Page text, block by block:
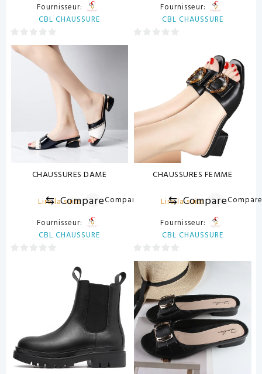
Fournisseur:
CBL CHAUSSURE
0
sur
Fournisseur:
CBL CHAUSSURE
CHAUSSURES DAME
Lire la suite
⇆ CompareCompare
Fournisseur:
CBL CHAUSSURE
CHAUSSURES FEMME
Lire la suite
⇆ Compare
Fournisseur:
CBL CHAUSSURE
0
sur
5